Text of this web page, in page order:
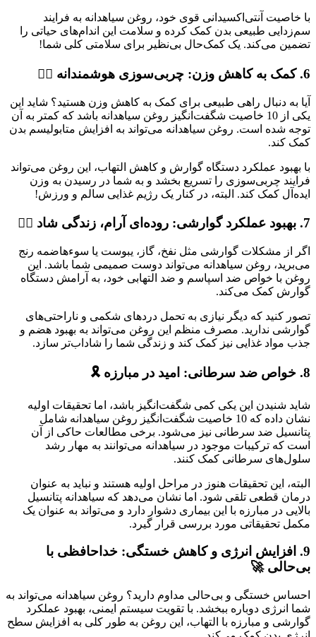
با خاصیت آنتی‌اکسیدانی قوی خود، روغن سیاهدانه به فرایند
سم‌زدایی طبیعی بدن کمک کرده و سلامت این اندام‌های حیاتی را
تضمین می‌کند. یک کمک‌حال بی‌نظیر برای سلامتی کلی شما!
6. کمک به کاهش وزن: چربی‌سوزی هوشمندانه 🏃‍♀️
آیا به دنبال راهی طبیعی برای کمک به کاهش وزن هستید؟ شاید این
یکی از 10 خاصیت شگفت‌انگیز روغن سیاهدانه باشد که کمتر به آن
توجه شده است. روغن سیاهدانه می‌تواند به افزایش متابولیسم بدن
کمک کند.
با بهبود عملکرد دستگاه گوارش و کاهش التهاب، این روغن می‌تواند
فرایند چربی‌سوزی را تسریع بخشد و به شما در رسیدن به وزن
ایده‌آل کمک کند. البته، در کنار یک رژیم غذایی سالم و ورزش!
7. بهبود عملکرد گوارشی: روده‌ای آرام، زندگی شاد 🧘‍♀️
اگر از مشکلات گوارشی مثل نفخ، گاز، یبوست یا سوءهاضمه رنج
می‌برید، روغن سیاهدانه می‌تواند دوست صمیمی شما باشد. این
روغن با خواص ضد اسپاسم و ضد التهابی خود، به آرامش دستگاه
گوارش کمک می‌کند.
تصور کنید که دیگر نیازی به تحمل دردهای شکمی و ناراحتی‌های
گوارشی ندارید. مصرف منظم این روغن می‌تواند به بهبود هضم و
جذب مواد غذایی نیز کمک کند و زندگی شما را شاداب‌تر سازد.
8. خواص ضد سرطانی: امید در مبارزه 🎗️
شاید شنیدن این یکی کمی شگفت‌انگیز باشد، اما تحقیقات اولیه
نشان داده که 10 خاصیت شگفت‌انگیز روغن سیاهدانه شامل
پتانسیل ضد سرطانی نیز می‌شود. برخی مطالعات حاکی از آن
است که ترکیبات موجود در سیاهدانه می‌توانند به مهار رشد
سلول‌های سرطانی کمک کنند.
البته، این تحقیقات هنوز در مراحل اولیه هستند و نباید به عنوان
درمان قطعی تلقی شود. اما نشان می‌دهد که سیاهدانه پتانسیل
بالایی در مبارزه با این بیماری دشوار دارد و می‌تواند به عنوان یک
مکمل تحقیقاتی مورد بررسی قرار گیرد.
9. افزایش انرژی و کاهش خستگی: خداحافظی با
بی‌حالی 🚀
احساس خستگی و بی‌حالی مداوم دارید؟ روغن سیاهدانه می‌تواند به
شما انرژی دوباره ببخشد. با تقویت سیستم ایمنی، بهبود عملکرد
گوارشی و مبارزه با التهاب، این روغن به طور کلی به افزایش سطح